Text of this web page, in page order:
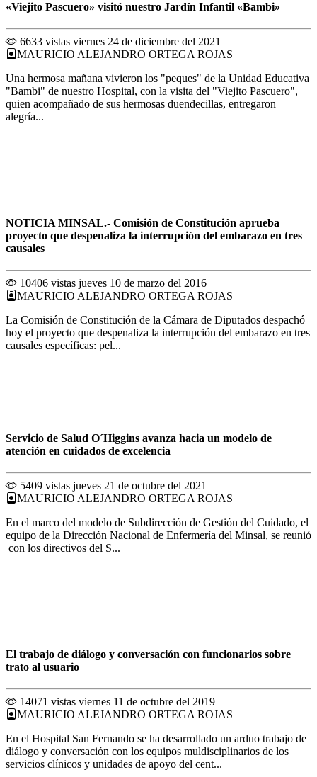
«Viejito Pascuero» visitó nuestro Jardín Infantil «Bambi»
6633 vistas viernes 24 de diciembre del 2021
MAURICIO ALEJANDRO ORTEGA ROJAS
Una hermosa mañana vivieron los "peques" de la Unidad Educativa
"Bambi" de nuestro Hospital, con la visita del "Viejito Pascuero",
quien acompañado de sus hermosas duendecillas, entregaron
alegría...
NOTICIA MINSAL.- Comisión de Constitución aprueba
proyecto que despenaliza la interrupción del embarazo en tres
causales
10406 vistas jueves 10 de marzo del 2016
MAURICIO ALEJANDRO ORTEGA ROJAS
La Comisión de Constitución de la Cámara de Diputados despachó
hoy el proyecto que despenaliza la interrupción del embarazo en tres
causales específicas: pel...
Servicio de Salud O´Higgins avanza hacia un modelo de
atención en cuidados de excelencia
5409 vistas jueves 21 de octubre del 2021
MAURICIO ALEJANDRO ORTEGA ROJAS
En el marco del modelo de Subdirección de Gestión del Cuidado, el
equipo de la Dirección Nacional de Enfermería del Minsal, se reunió
con los directivos del S...
El trabajo de diálogo y conversación con funcionarios sobre
trato al usuario
14071 vistas viernes 11 de octubre del 2019
MAURICIO ALEJANDRO ORTEGA ROJAS
En el Hospital San Fernando se ha desarrollado un arduo trabajo de
diálogo y conversación con los equipos muldisciplinarios de los
servicios clínicos y unidades de apoyo del cent...